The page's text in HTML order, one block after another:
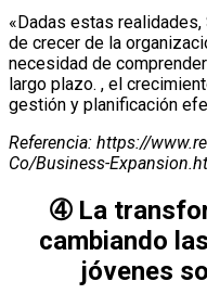
«Dadas estas realidades,
de crecer de la
necesidad de
largo plazo. , el
gestión y planificación
Referencia: https://
Co/Business-
➃ La
cambiando
jóvenes